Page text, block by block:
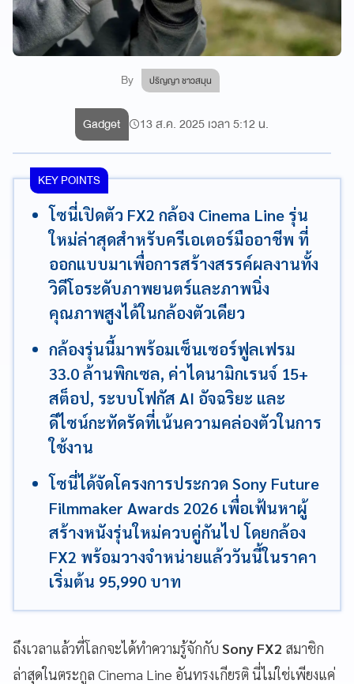
By ปริญญา ชาวสมุน
Gadget 13 ส.ค. 2025 เวลา 5:12 น.
KEY POINTS
โซนี่เปิดตัว FX2 กล้อง Cinema Line รุ่น
ใหม่ล่าสุดสำหรับครีเอเตอร์มืออาชีพ ที่
ออกแบบมาเพื่อการสร้างสรรค์ผลงานทั้ง
วิดีโอระดับภาพยนตร์และภาพนิ่ง
คุณภาพสูงได้ในกล้องตัวเดียว
กล้องรุ่นนี้มาพร้อมเซ็นเซอร์ฟูลเฟรม
33.0 ล้านพิกเซล, ค่าไดนามิกเรนจ์ 15+
สต็อป, ระบบโฟกัส AI อัจฉริยะ และ
ดีไซน์กะทัดรัดที่เน้นความคล่องตัวในการ
ใช้งาน
โซนี่ได้จัดโครงการประกวด Sony Future
Filmmaker Awards 2026 เพื่อเฟ้นหาผู้
สร้างหนังรุ่นใหม่ควบคู่กันไป โดยกล้อง
FX2 พร้อมวางจำหน่ายแล้ววันนี้ในราคา
เริ่มต้น 95,990 บาท
ถึงเวลาแล้วที่โลกจะได้ทำความรู้จักกับ Sony FX2 สมาชิก
ล่าสุดในตระกูล Cinema Line อันทรงเกียรติ นี่ไม่ใช่เพียงแค่